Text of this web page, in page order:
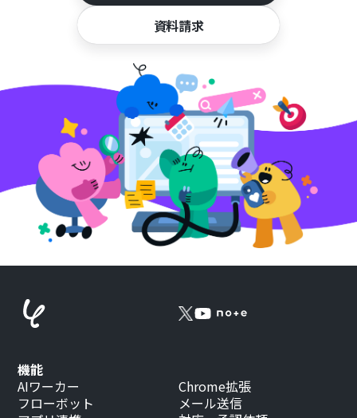
資料請求
機能
AIワーカー
フローボット
Chrome拡張
メール送信